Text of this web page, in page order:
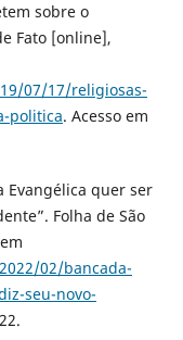
sobre o
Fato [online],
07/17/religiosas-
politica. Acesso em
Evangélica quer ser
Folha de São
02/bancada-
seu-novo-